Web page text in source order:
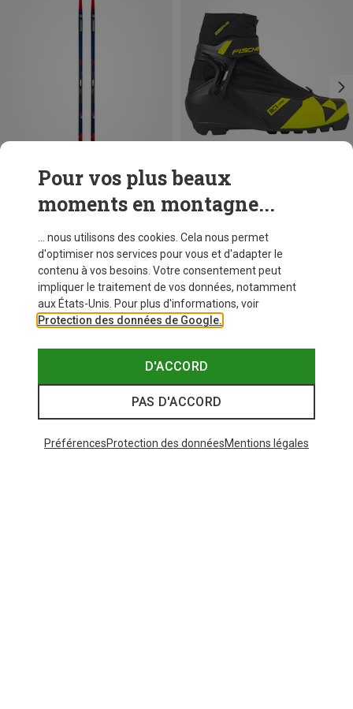
Vous économisez 56% Vous économisez 17%
Pour vos plus beaux
moments en montagne...
... nous utilisons des cookies. Cela nous permet
d'optimiser nos services pour vous et d'adapter le
contenu à vos besoins. Votre consentement peut
impliquer le traitement de vos données, notamment
aux États-Unis. Pour plus d'informations, voir
Protection des données de Google.
D'ACCORD
PAS D'ACCORD
PréférencesProtection des donnéesMentions légales